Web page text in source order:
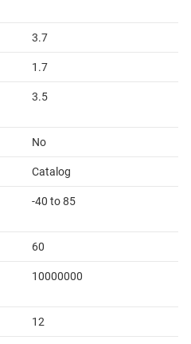
3.7
1.7
3.5
No
Catalog
-40 to 85
60
10000000
12